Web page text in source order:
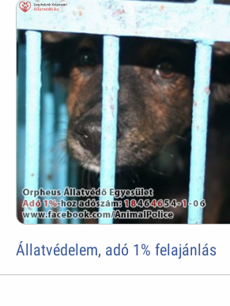
Állatvédelem, adó 1% felajánlás